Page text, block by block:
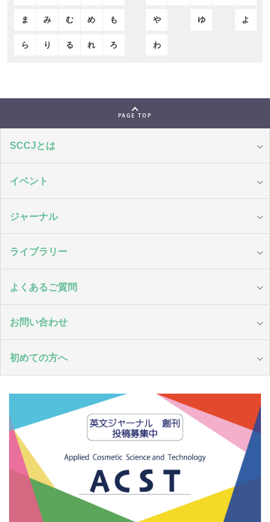
ま み む め も や ゆ よ
ら り る れ ろ わ
PAGE TOP
SCCJとは
イベント
ジャーナル
ライブラリー
よくあるご質問
お問い合わせ
初めての方へ